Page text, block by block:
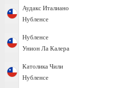
Аудакс Италиано
Нубленсе
Нубленсе
Унион Ла Калера
Католика Чили
Нубленсе